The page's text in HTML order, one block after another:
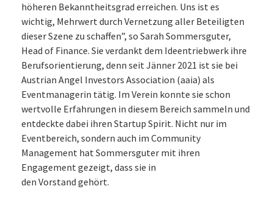
höheren Bekanntheitsgrad erreichen. Uns ist es
wichtig, Mehrwert durch Vernetzung aller Beteiligten
dieser Szene zu schaffen”, so Sarah Sommersguter,
Head of Finance. Sie verdankt dem Ideentriebwerk ihre
Berufsorientierung, denn seit Jänner 2021 ist sie bei
Austrian Angel Investors Association (aaia) als
Eventmanagerin tätig. Im Verein konnte sie schon
wertvolle Erfahrungen in diesem Bereich sammeln und
entdeckte dabei ihren Startup Spirit. Nicht nur im
Eventbereich, sondern auch im Community
Management hat Sommersguter mit ihren
Engagement gezeigt, dass sie in
den Vorstand gehört.